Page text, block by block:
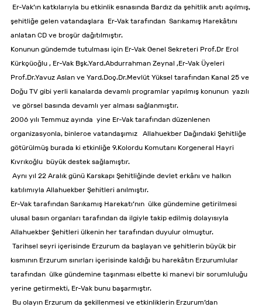
Er-Vak’ın katkılarıyla bu etkinlik esnasında Bardız da şehitlik anıtı açılmış,
şehitliğe gelen vatandaşlara Er-Vak tarafından Sarıkamış Harekâtını
anlatan CD ve broşür dağıtılmıştır.
Konunun gündemde tutulması için Er-Vak Genel Sekreteri Prof.Dr Erol
Kürkçüoğlu , Er-Vak Bşk.Yard.Abdurrahman Zeynal ,Er-Vak Üyeleri
Prof.Dr.Yavuz Aslan ve Yard.Doç.Dr.Mevlüt Yüksel tarafından Kanal 25 ve
Doğu TV gibi yerli kanalarda devamlı programlar yapılmış konunun yazılı
ve görsel basında devamlı yer alması sağlanmıştır.
2006 yılı Temmuz ayında yine Er-Vak tarafından düzenlenen
organizasyonla, binlerce vatandaşımız Allahuekber Dağındaki Şehitliğe
götürülmüş burada ki etkinliğe 9.Kolordu Komutanı Korgeneral Hayri
Kıvrıkoğlu büyük destek sağlamıştır.
Aynı yıl 22 Aralık günü Karskapı Şehitliğinde devlet erkânı ve halkın
katılımıyla Allahuekber Şehitleri anılmıştır.
Er-Vak tarafından Sarıkamış Harekatı’nın ülke gündemine getirilmesi
ulusal basın organları tarafından da ilgiyle takip edilmiş dolayısıyla
Allahuekber Şehitleri ülkenin her tarafından duyulur olmuştur.
Tarihsel seyri içerisinde Erzurum da başlayan ve şehitlerin büyük bir
kısmının Erzurum sınırları içerisinde kaldığı bu harekâtın Erzurumlular
tarafından ülke gündemine taşınması elbette ki manevi bir sorumluluğu
yerine getirmekti, Er-Vak bunu başarmıştır.
Bu olayın Erzurum da şekillenmesi ve etkinliklerin Erzurum’dan